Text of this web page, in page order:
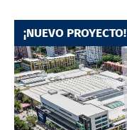
¡NUEVO PROYECTO!